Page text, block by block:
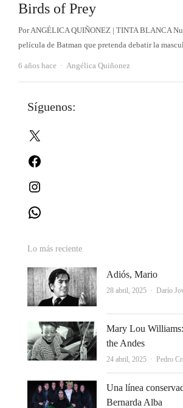
Birds of Prey
Por ANGÉLICA QUIÑONEZ | TINTA BLANCA
película de Batman que pretenda debatir la
6 años hace Autor
Angélica Quiñonez
Síguenos:
Lo más reciente
Adiós, Mario
28 abril, 2025 Autor
Darío
Mary Lou
the Andes
24 abril, 2025 Autor
Pedro
Una línea
Bernarda Alba